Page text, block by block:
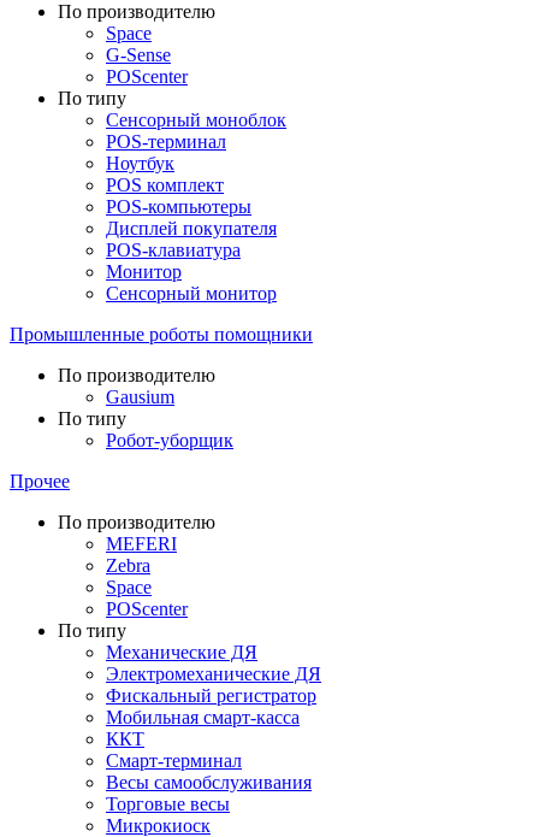
По производителю
Space
G-Sense
POScenter
По типу
Сенсорный моноблок
POS-терминал
Ноутбук
POS комплект
POS-компьютеры
Дисплей покупателя
POS-клавиатура
Монитор
Сенсорный монитор
Промышленные роботы помощники
По производителю
Gausium
По типу
Робот-уборщик
Прочее
По производителю
MEFERI
Zebra
Space
POScenter
По типу
Механические ДЯ
Электромеханические ДЯ
Фискальный регистратор
Мобильная смарт-касса
ККТ
Смарт-терминал
Весы самообслуживания
Торговые весы
Микрокиоск